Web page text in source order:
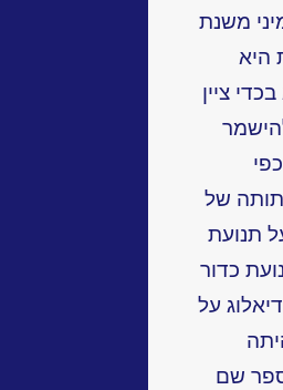
משנת
היא
ציין
של
תנועת
כדור
על
היתה
שם